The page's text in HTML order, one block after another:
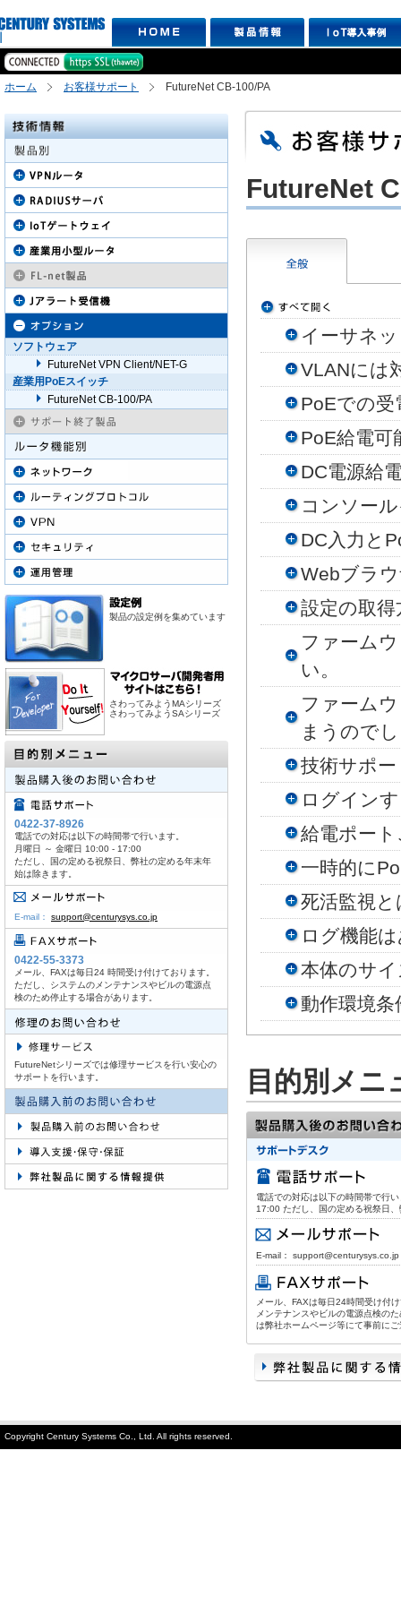
ホーム お客様サポート FutureNet CB-100/PA
FutureNet
イーサネ
VLANには
PoEでの
PoE給電
DC電源給
コンソー
DC入力と
Webブラ
設定の取
ファーム
い。
ファーム
まうので
技術サポ
ログイン
給電ポー
一時的に
死活監視
ログ機能
本体のサ
動作環境
目的別メニ
電話での対応は以下の時間帯で行
17:00 ただし、国の定める祝祭日
E-mail： support@centurysys.co.jp
メール、FAXは毎日24時間受け付
メンテナンスやビルの電源点検の
は弊社ホームページ等にて事前に
ソフトウェア
FutureNet VPN Client/NET-G
産業用PoEスイッチ
FutureNet CB-100/PA
製品の設定例を集めています
さわってみようMAシリーズ
さわってみようSAシリーズ
0422-37-8926
電話での対応は以下の時間帯で行います。
月曜日 ～ 金曜日 10:00 - 17:00
ただし、国の定める祝祭日、弊社の定める年末年
始は除きます。
E-mail： support@centurysys.co.jp
0422-55-3373
メール、FAXは毎日24 時間受け付けております。
ただし、システムのメンテナンスやビルの電源点
検のため停止する場合があります。
FutureNetシリーズでは修理サービスを行い安心の
サポートを行います。
Copyright Century Systems Co., Ltd. All rights reserved.